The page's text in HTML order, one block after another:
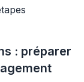
: préparer